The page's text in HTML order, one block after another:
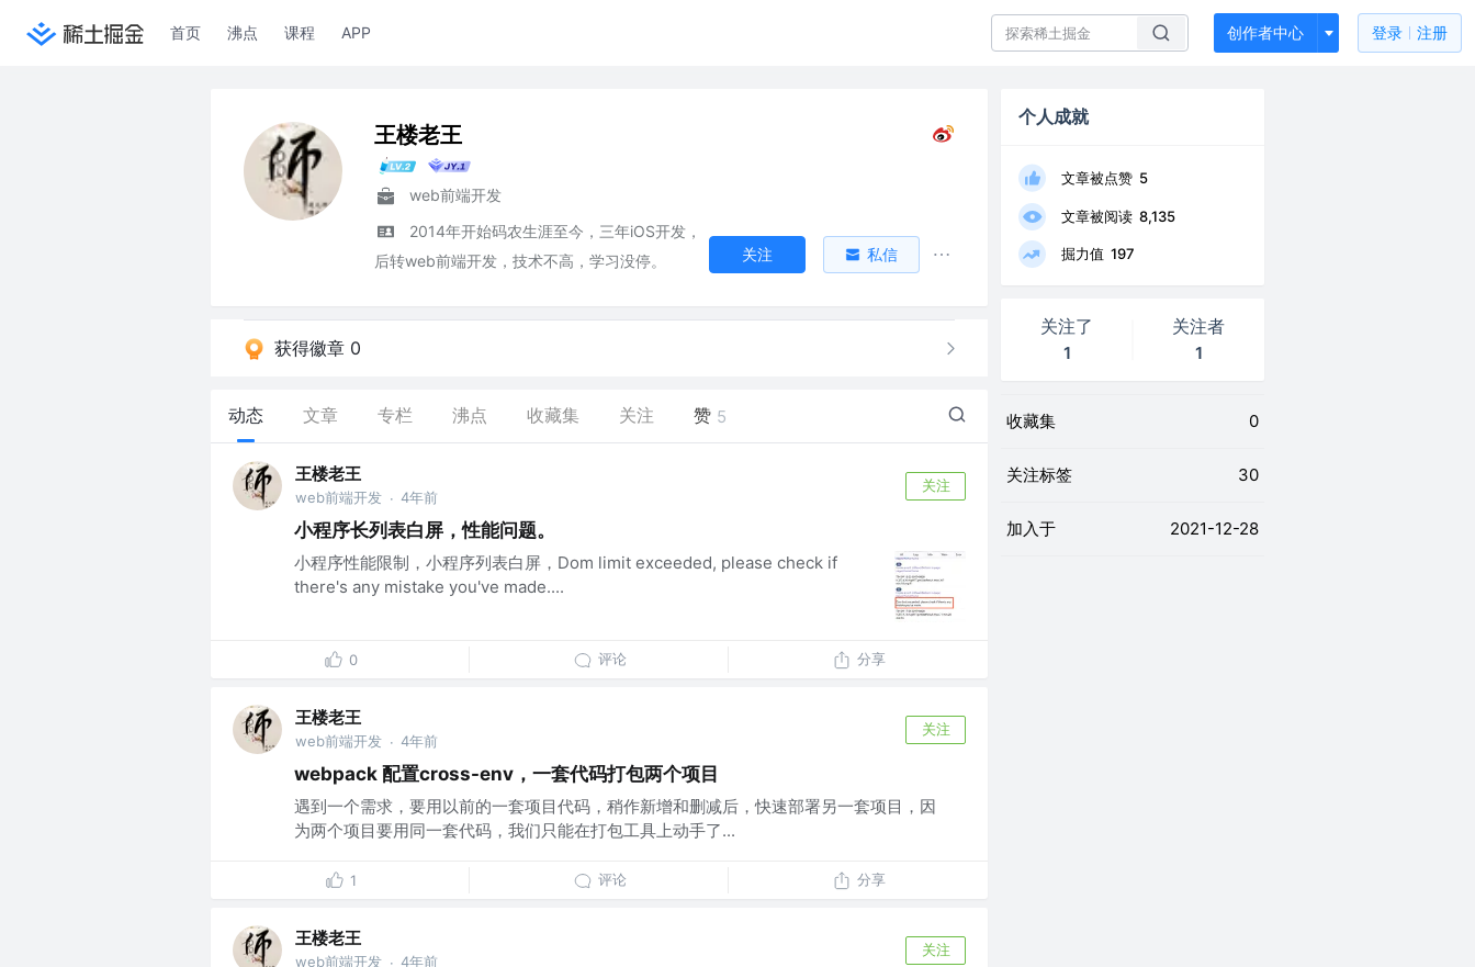
首页 沸点 课程 APP 创作者中心 登录 注册
王楼老王
web前端开发
2014年开始码农生涯至今，三年iOS开发，
后转web前端开发，技术不高，学习没停。
关注 私信
获得徽章 0
动态 文章 专栏 沸点 收藏集 关注 赞 5
王楼老王
web前端开发 · 4年前
关注
小程序长列表白屏，性能问题。
小程序性能限制，小程序列表白屏，Dom limit exceeded, please check if
there's any mistake you've made....
0 评论 分享
王楼老王
web前端开发 · 4年前
关注
webpack 配置cross-env，一套代码打包两个项目
遇到一个需求，要用以前的一套项目代码，稍作新增和删减后，快速部署另一套项目，因
为两个项目要用同一套代码，我们只能在打包工具上动手了...
1 评论 分享
王楼老王
web前端开发 · 4年前
关注
个人成就
文章被点赞 5
文章被阅读 8,135
掘力值 197
关注了
1
关注者
1
收藏集 0
关注标签 30
加入于 2021-12-28